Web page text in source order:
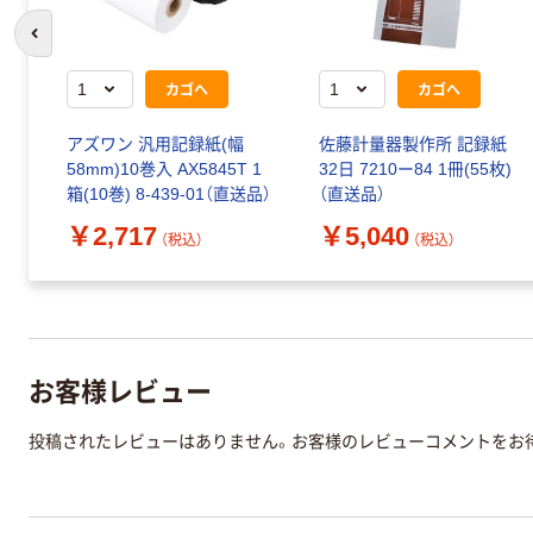
カゴへ
アズワン 汎用記録紙(幅
58mm)10巻入 AX5845T 1
箱(10巻) 8-439-01（直送品）
￥2,717 （税込）
カゴへ
佐藤計量器製作所 記録紙
32日 7210ー84 1冊(55枚)
（直送品）
￥5,040 （税込）
お客様レビュー
投稿されたレビューはありません。お客様のレビューコメントをお